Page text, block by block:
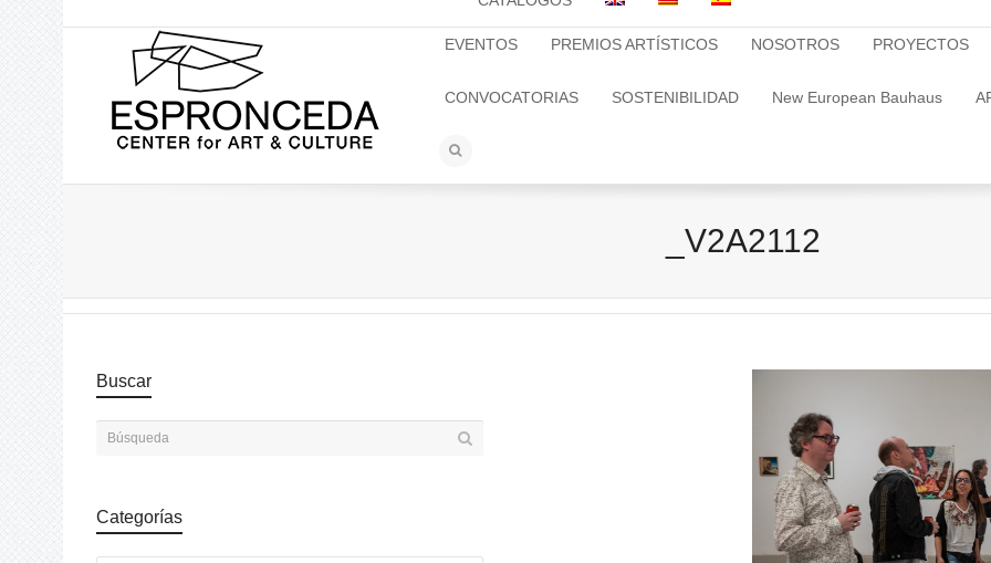
EVENTOS PREMIOS ARTÍSTICOS NOSOTROS PROYECTOS
CONVOCATORIAS SOSTENIBILIDAD New European Bauhaus
_V2A2112
Buscar
Categorías